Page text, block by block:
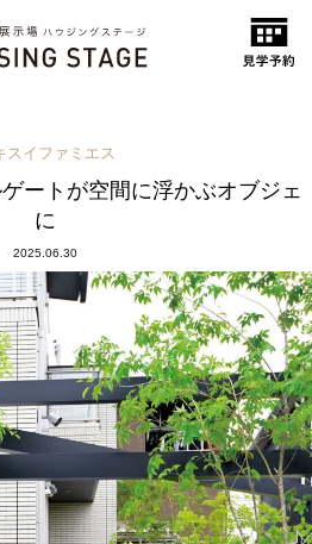
スイファミエス
ートが空間に浮かぶオブジェ
に
2025.06.30